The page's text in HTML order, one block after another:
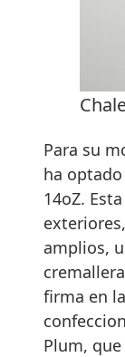
Para su
ha
14oZ.
amplios,
firma en
Plum,